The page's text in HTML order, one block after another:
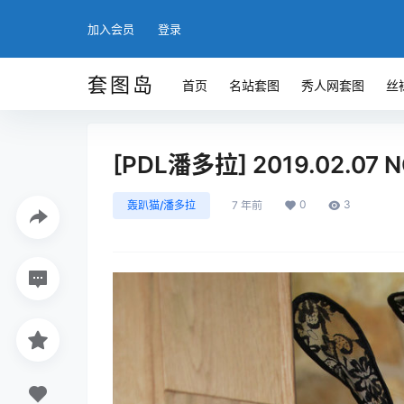
加入会员 登录
套图岛 首页 名站套图 秀人网套图 丝
[PDL潘多拉] 2019.02.07
轰趴猫/潘多拉 7 年前 0 3